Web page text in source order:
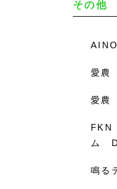
その他
愛農
愛農
FKN
ム
鳴る